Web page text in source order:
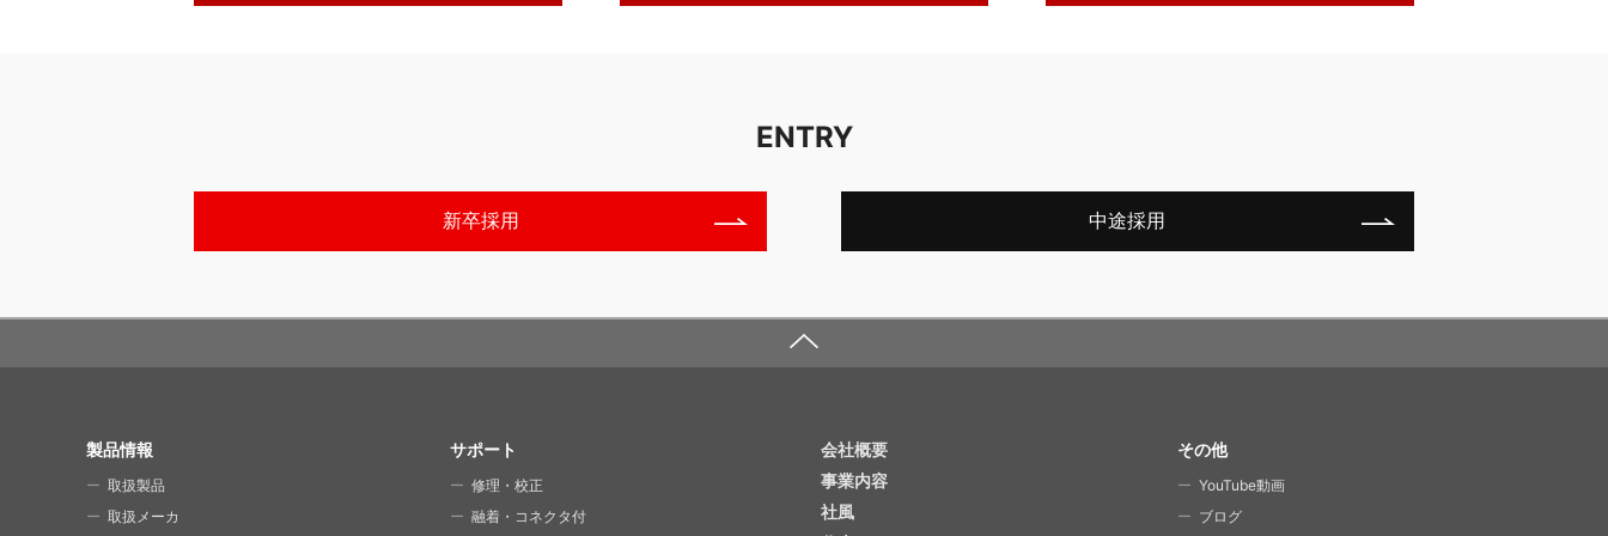
ENTRY
新卒採用 中途採用
SITE MAP
製品情報
取扱製品
取扱メーカ
サポート
修理・校正
融着・コネクタ付
会社概要
事業内容
社風
その他
YouTube動画
ブログ